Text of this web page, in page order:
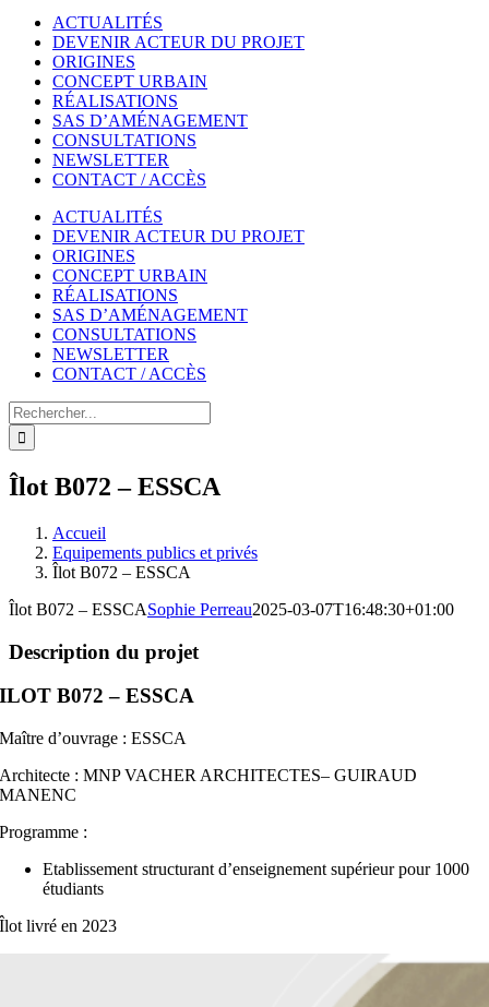
ACTUALITÉS
DEVENIR ACTEUR DU PROJET
ORIGINES
CONCEPT URBAIN
RÉALISATIONS
SAS D’AMÉNAGEMENT
CONSULTATIONS
NEWSLETTER
CONTACT / ACCÈS
ACTUALITÉS
DEVENIR ACTEUR DU PROJET
ORIGINES
CONCEPT URBAIN
RÉALISATIONS
SAS D’AMÉNAGEMENT
CONSULTATIONS
NEWSLETTER
CONTACT / ACCÈS
Rechercher
Îlot B072 – ESSCA
Accueil
Equipements publics et privés
Îlot B072 – ESSCA
Îlot B072 – ESSCASophie Perreau2025-03-07T16:48:30+01:00
Description du projet
ILOT B072 – ESSCA
Maître d’ouvrage : ESSCA
Architecte : MNP VACHER ARCHITECTES– GUIRAUD
MANENC
Programme :
Etablissement structurant d’enseignement supérieur pour 1000
étudiants
Îlot livré en 2023